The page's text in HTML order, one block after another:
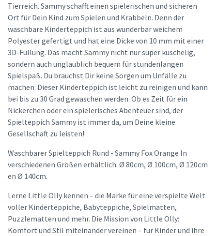
Tierreich. Sammy schafft einen spielerischen und sicheren
Ort für Dein Kind zum Spielen und Krabbeln. Denn der
waschbare Kinderteppich ist aus wunderbar weichem
Polyester gefertigt und hat eine Dicke von 10 mm mit einer
3D-Füllung. Das macht Sammy nicht nur super kuschelig,
sondern auch unglaublich bequem für stundenlangen
Spielspaß. Du brauchst Dir keine Sorgen um Unfälle zu
machen: Dieser Kinderteppich ist leicht zu reinigen und kann
bei bis zu 30 Grad gewaschen werden. Ob es Zeit für ein
Nickerchen oder ein spielerisches Abenteuer sind, der
Spielteppich Sammy ist immer da, um Deine kleine
Gesellschaft zu leisten!
Waschbarer Spielteppich Rund - Sammy Fox Orange In
verschiedenen Größen erhältlich: Ø 80cm, Ø 100cm, Ø 120cm
en Ø 140cm.
Lerne Little Olly kennen – die Marke für eine verspielte Welt
voller Kinderteppiche, Babyteppiche, Spielmatten,
Puzzlematten und mehr. Die Mission von Little Olly:
Komfort und Stil miteinander vereinen – für Kinder und ihre